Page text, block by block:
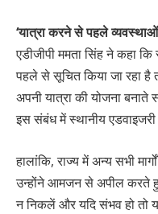
‘यात्रा करने से पहले
एडीजीपी ममता सिंह ने कहा
पहले से सूचित किया जा रहा है
अपनी यात्रा की योजना
इस संबंध में स्थानीय
हालांकि, राज्य में अन्य सभी
उन्होंने आमजन से अपील करते
न निकलें और यदि संभव हो तो